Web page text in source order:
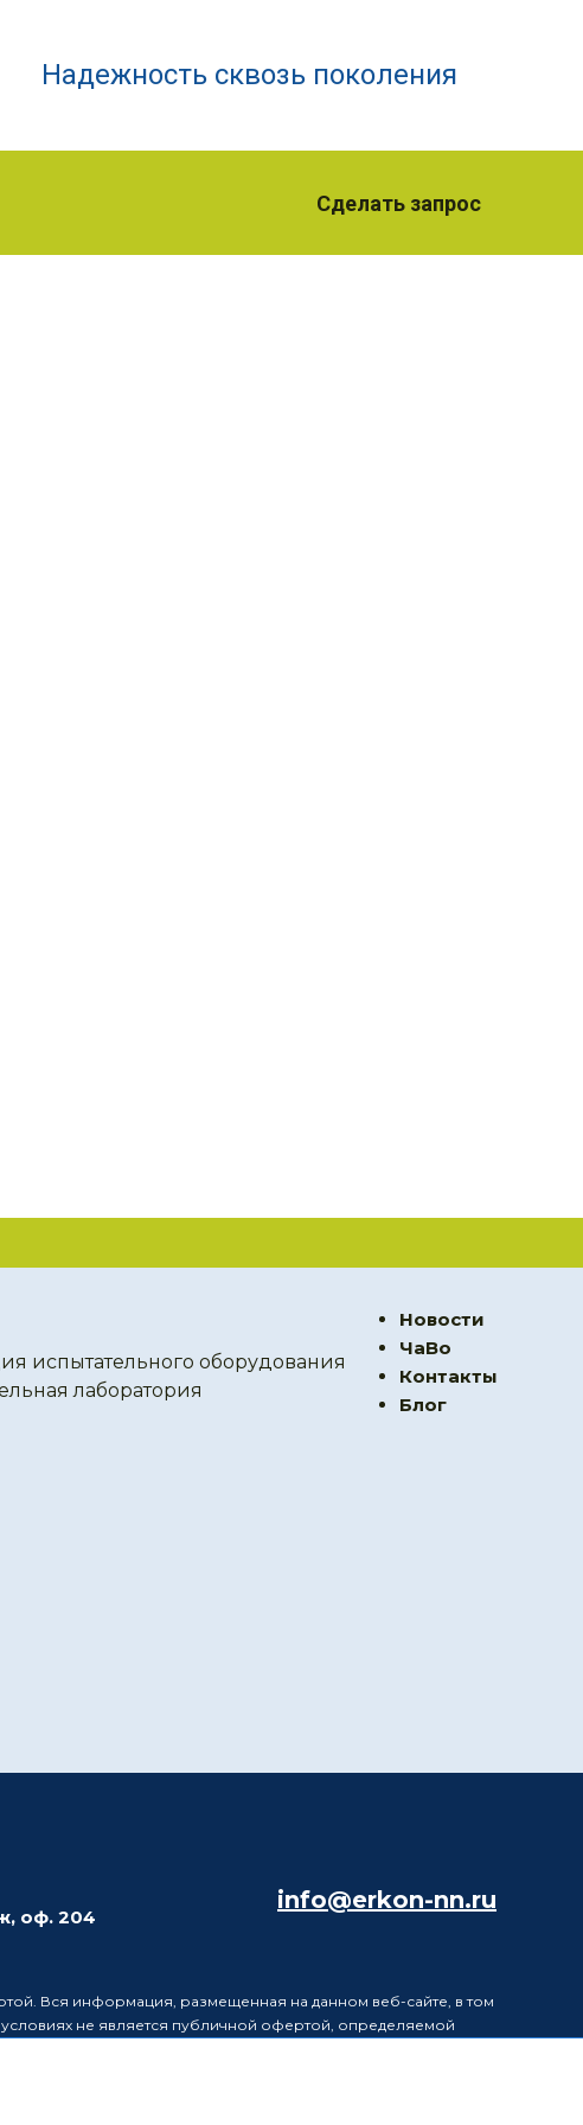
Надежность сквозь поколения
Сделать запрос
испытательного оборудования
лаборатория
Новости
ЧаВо
Контакты
Блог
оф. 204
info@erkon-nn.ru
Вся информация, размещенная на данном веб-сайте, в том
не является публичной офертой, определяемой
в информацию, размещенную на данном веб-сайте, без